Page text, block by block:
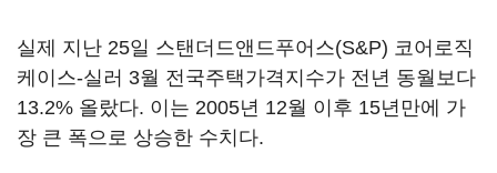
실제 지난 25일 스탠더드앤드푸어스(S&P) 코어로직
케이스-실러 3월 전국주택가격지수가 전년 동월보다
13.2% 올랐다. 이는 2005년 12월 이후 15년만에 가
장 큰 폭으로 상승한 수치다.